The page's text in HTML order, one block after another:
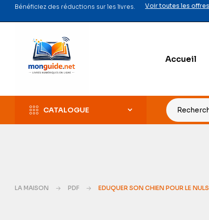
Bénéficiez des réductions sur les livres. Voir toutes les offres
Accueil
CATALOGUE
LA MAISON PDF EDUQUER SON CHIEN POUR LE NULS